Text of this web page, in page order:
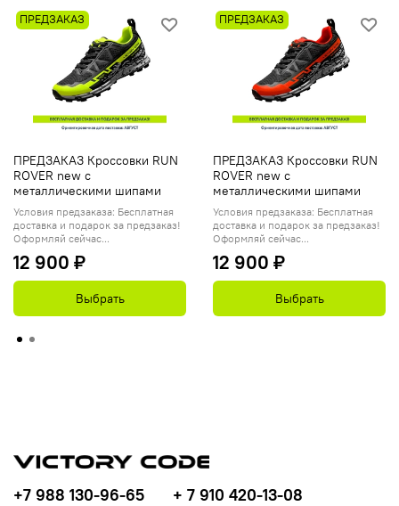
ПРЕДЗАКАЗ
ПРЕДЗАКАЗ Кроссовки RUN
ROVER new с
металлическими шипами
Условия предзаказа: Бесплатная
доставка и подарок за предзаказ!
Оформляй сейчас...
12 900 ₽
Выбрать
ПРЕДЗАКАЗ
ПРЕДЗАКАЗ Кроссовки RUN
ROVER new с
металлическими шипами
Условия предзаказа: Бесплатная
доставка и подарок за предзаказ!
Оформляй сейчас...
12 900 ₽
Выбрать
+7 988 130-96-65
+ 7 910 420-13-08